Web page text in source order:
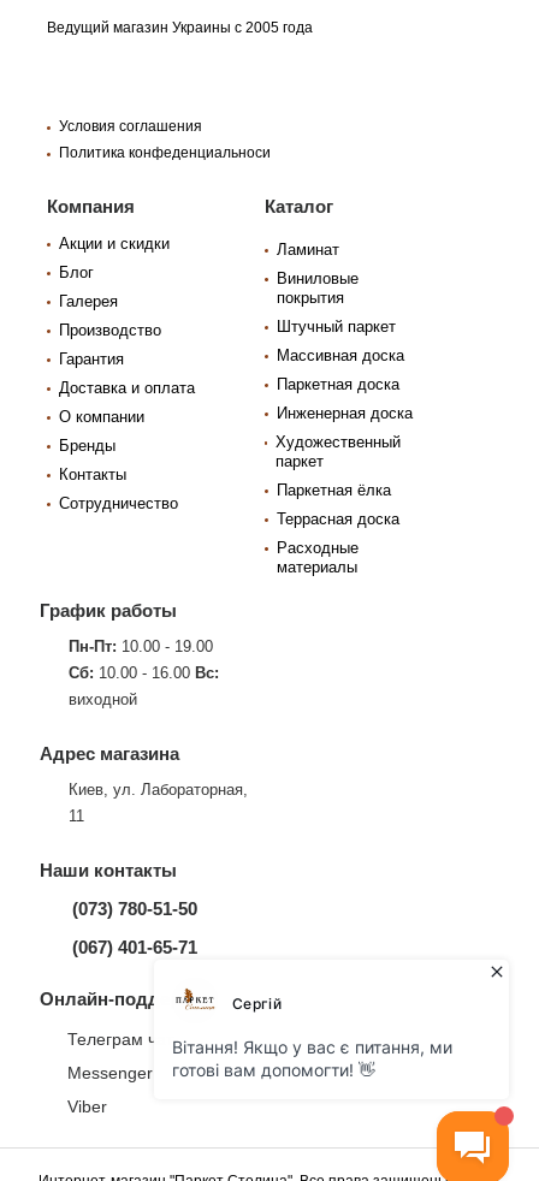
Ведущий магазин Украины с 2005 года
Условия соглашения
Политика конфеденциальноси
Компания
Акции и скидки
Блог
Галерея
Производство
Гарантия
Доставка и оплата
О компании
Бренды
Контакты
Сотрудничество
Каталог
Ламинат
Виниловые
покрытия
Штучный паркет
Массивная доска
Паркетная доска
Инженерная доска
Художественный
паркет
Паркетная ёлка
Террасная доска
Расходные
материалы
График работы
Пн-Пт: 10.00 - 19.00
Сб: 10.00 - 16.00 Вс:
виходной
Адрес магазина
Киев, ул. Лабораторная,
11
Наши контакты
(073) 780-51-50
(067) 401-65-71
Онлайн-поддержка
Телеграм чат
Messenger
Viber